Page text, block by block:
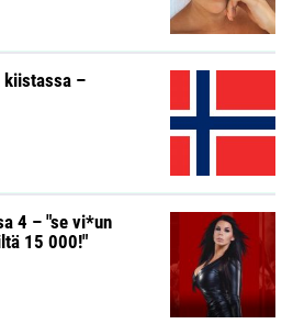
kiistassa –
4 – "se vi*un
15 000!"